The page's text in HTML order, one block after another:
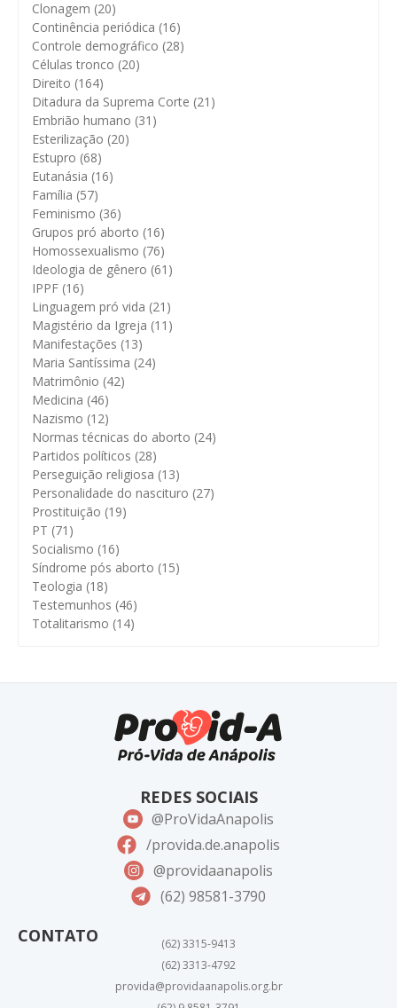
Clonagem (20)
Continência periódica (16)
Controle demográfico (28)
Células tronco (20)
Direito (164)
Ditadura da Suprema Corte (21)
Embrião humano (31)
Esterilização (20)
Estupro (68)
Eutanásia (16)
Família (57)
Feminismo (36)
Grupos pró aborto (16)
Homossexualismo (76)
Ideologia de gênero (61)
IPPF (16)
Linguagem pró vida (21)
Magistério da Igreja (11)
Manifestações (13)
Maria Santíssima (24)
Matrimônio (42)
Medicina (46)
Nazismo (12)
Normas técnicas do aborto (24)
Partidos políticos (28)
Perseguição religiosa (13)
Personalidade do nascituro (27)
Prostituição (19)
PT (71)
Socialismo (16)
Síndrome pós aborto (15)
Teologia (18)
Testemunhos (46)
Totalitarismo (14)
CONTATO
(62) 3315-9413
(62) 3313-4792
provida@providaanapolis.org.br
REDES SOCIAIS
@ProVidaAnapolis
/provida.de.anapolis
@providaanapolis
(62) 98581-3790